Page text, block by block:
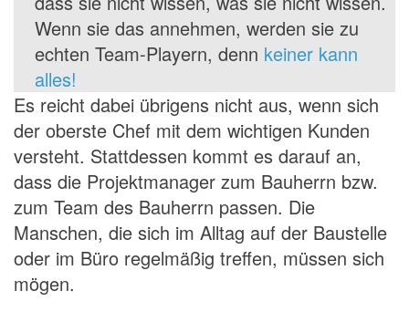
Wenn sie das annehmen, werden sie zu
echten Team-Playern, denn keiner kann
alles!
Es reicht dabei übrigens nicht aus, wenn sich
der oberste Chef mit dem wichtigen Kunden
versteht. Stattdessen kommt es darauf an,
dass die Projektmanager zum Bauherrn bzw.
zum Team des Bauherrn passen. Die
Manschen, die sich im Alltag auf der Baustelle
oder im Büro regelmäßig treffen, müssen sich
mögen.